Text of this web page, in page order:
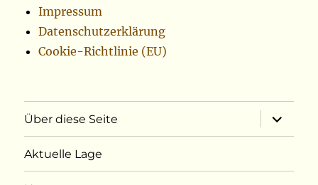
Impressum
Datenschutzerklärung
Cookie-Richtlinie (EU)
Über diese Seite
öffnen
Aktuelle Lage